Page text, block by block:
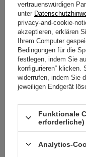
Performance.
Maximiere dein Training
Maschinen bieten
Halterungen für
gestalten und dir neue
das Gerät dauerhaft am
Standfestigkeit
Hantelscheiben halten
Achte auf dieLänge und
damit deine
Maschinen sind für
ausgelegt, andere für
das passende System,
vertrauenswürdigen
unter
privacy-and-cookie-
akzeptieren, erklären
Ihrem Computer
Bedingungen für die
festlegen, indem Sie
konfigurieren“ klicken.
widerrufen, indem Sie
jeweiligen Endgerät
Funktionale
erforderliche)
Analytics-